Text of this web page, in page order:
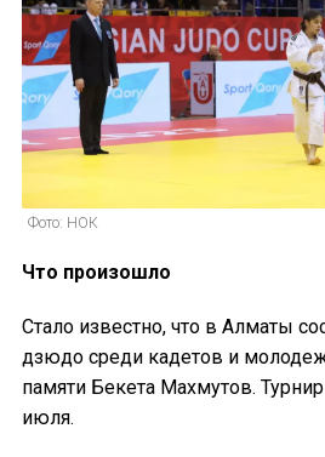
Фото: НОК
Что произошло
Стало известно, что в Алматы
дзюдо среди кадетов и
памяти Бекета Махмутов.
июля.